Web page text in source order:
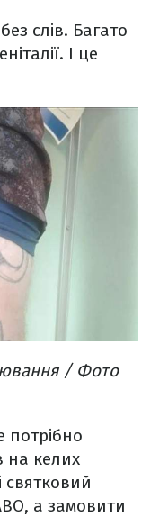
слів. Багато
І це
/ Фото
потрібно
на келих
святковий
а замовити